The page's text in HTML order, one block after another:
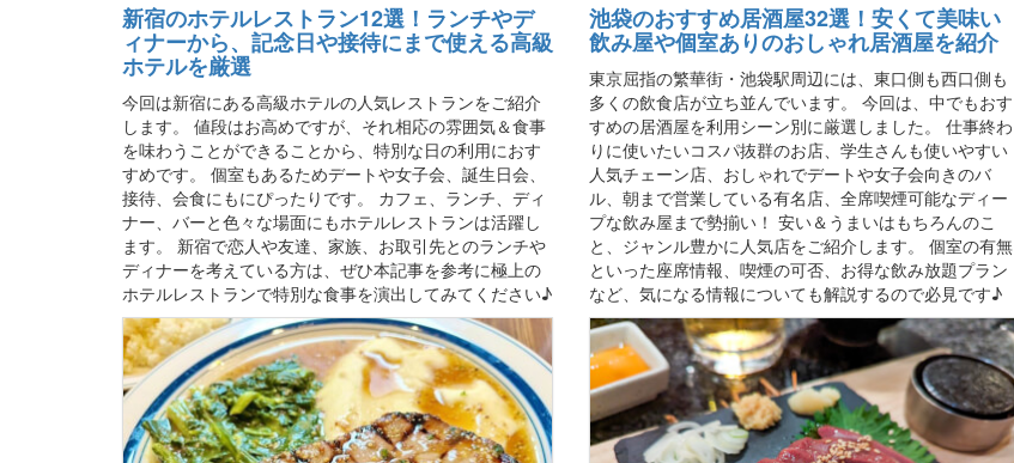
新宿のホテルレストラン12選！ランチやデ
ィナーから、記念日や接待にまで使える高級
ホテルを厳選
今回は新宿にある高級ホテルの人気レストランをご紹介
します。 値段はお高めですが、それ相応の雰囲気＆食事
を味わうことができることから、特別な日の利用におす
すめです。 個室もあるためデートや女子会、誕生日会、
接待、会食にもにぴったりです。 カフェ、ランチ、ディ
ナー、バーと色々な場面にもホテルレストランは活躍し
ます。 新宿で恋人や友達、家族、お取引先とのランチや
ディナーを考えている方は、ぜひ本記事を参考に極上の
ホテルレストランで特別な食事を演出してみてください♪
池袋のおすすめ居酒屋32選！安くて美味い
飲み屋や個室ありのおしゃれ居酒屋を紹介
東京屈指の繁華街・池袋駅周辺には、東口側も西口側も
多くの飲食店が立ち並んでいます。 今回は、中でもおす
すめの居酒屋を利用シーン別に厳選しました。 仕事終わ
りに使いたいコスパ抜群のお店、学生さんも使いやすい
人気チェーン店、おしゃれでデートや女子会向きのバ
ル、朝まで営業している有名店、全席喫煙可能なディー
プな飲み屋まで勢揃い！ 安い＆うまいはもちろんのこ
と、ジャンル豊かに人気店をご紹介します。 個室の有無
といった座席情報、喫煙の可否、お得な飲み放題プラン
など、気になる情報についても解説するので必見です♪